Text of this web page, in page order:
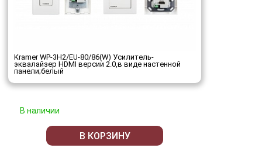
Kramer WP-3H2/EU-80/86(W) Усилитель-
эквалайзер HDMI версии 2.0,в виде настенной
панели;белый
В наличии
В КОРЗИНУ